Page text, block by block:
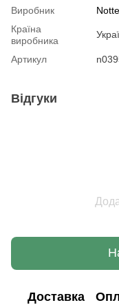
Виробник
Notte
Країна
виробника
Артикул
Відгуки
Доставка